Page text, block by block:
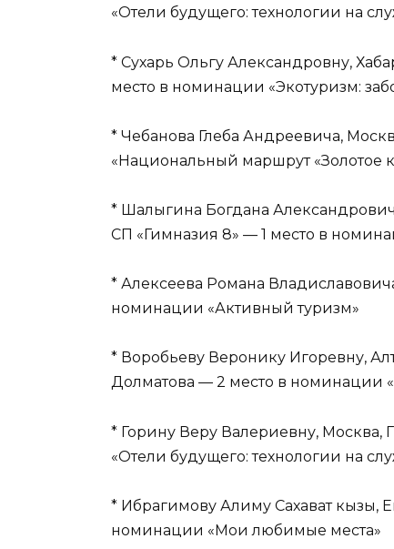
«Отели будущего: технологии на
* Сухарь Ольгу Александровну,
место в номинации «Экотуризм:
* Чебанова Глеба Андреевича,
«Национальный маршрут «Золотое
* Шалыгина Богдана
СП «Гимназия 8» — 1 место в
* Алексеева Романа
номинации «Активный туризм»
* Воробьеву Веронику Игоревну,
Долматова — 2 место в номинации
* Горину Веру Валериевну,
«Отели будущего: технологии на
* Ибрагимову Алиму Сахават кызы,
номинации «Мои любимые места»